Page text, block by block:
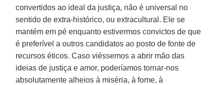
convertidos ao ideal da justiça, não é universal no
sentido de extra-histórico, ou extracultural. Ele se
mantém em pé enquanto estivermos convictos de que
é preferível a outros candidatos ao posto de fonte de
recursos éticos. Caso viéssemos a abrir mão das
ideias de justiça e amor, poderíamos tornar-nos
absolutamente alheios à miséria, à fome, à